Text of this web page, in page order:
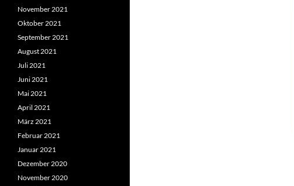
November 2021
Oktober 2021
September 2021
August 2021
Juli 2021
Juni 2021
Mai 2021
April 2021
März 2021
Februar 2021
Januar 2021
Dezember 2020
November 2020